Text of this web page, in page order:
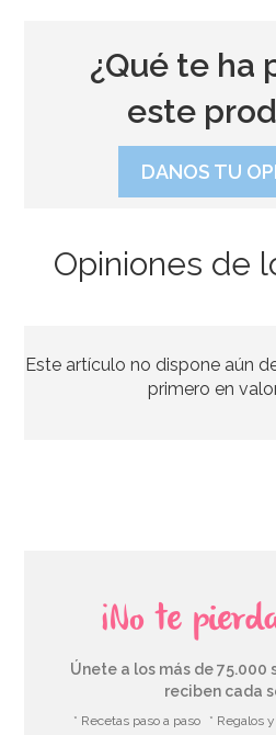
64,95€
¿Qué te ha
este
DANOS TU
Opiniones de
Este artículo no dispone aún
primero en
¡No te
Únete a los más de 75.000
reciben cada
* Recetas paso a paso * Regalos